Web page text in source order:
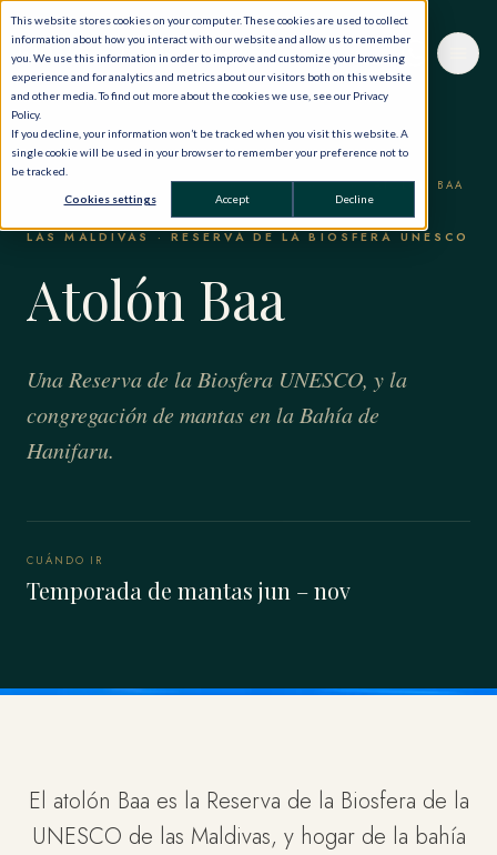
This website stores cookies on your computer. These cookies are used to collect
information about how you interact with our website and allow us to remember
you. We use this information in order to improve and customize your browsing
experience and for analytics and metrics about our visitors both on this website
and other media. To find out more about the cookies we use, see our Privacy
Policy.
If you decline, your information won’t be tracked when you visit this website. A
single cookie will be used in your browser to remember your preference not to
be tracked.
Cookies settings Accept Decline
EL MUNDO, EN PRIVADO·LAS MALDIVAS·ATOLÓN BAA
LAS MALDIVAS · RESERVA DE LA BIOSFERA UNESCO
Atolón Baa
Una Reserva de la Biosfera UNESCO, y la
congregación de mantas en la Bahía de
Hanifaru.
CUÁNDO IR
Temporada de mantas jun – nov
El atolón Baa es la Reserva de la Biosfera de la
UNESCO de las Maldivas, y hogar de la bahía